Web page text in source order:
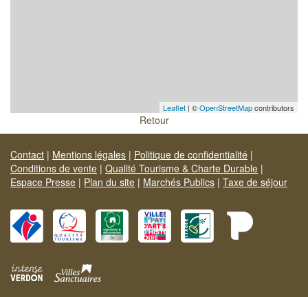
Leaflet | ©OpenStreetMapcontributors
Retour
Contact | Mentions légales | Politique de confidentialité |
Conditions de vente | Qualité Tourisme & Charte Durable |
Espace Presse | Plan du site | Marchés Publics | Taxe de séjour